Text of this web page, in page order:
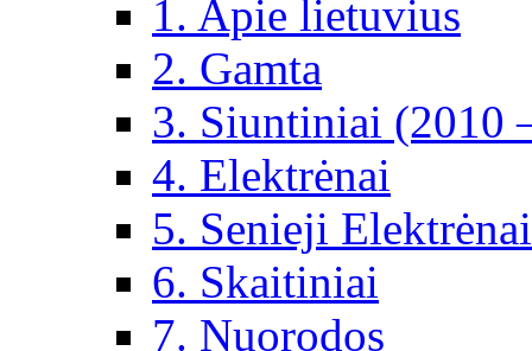
1. Apie lietuvius
2. Gamta
3. Siuntiniai (2010
4. Elektrėnai
5. Senieji Elektrėnai
6. Skaitiniai
7. Nuorodos